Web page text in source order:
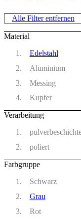
Alle Filter entfernen
Material
Edelstahl
Aluminium
Messing
Kupfer
Verarbeitung
poliert
Farbgruppe
Schwarz
Grau
Rot